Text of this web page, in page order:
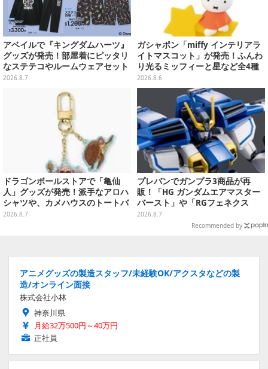
アベイルで『キングダムハーツ』
グッズが発売！部屋着にピッタリ
なステテコやルームウェアセット
2026.8.7
ガシャポン「miffy インテリアラ
イトマスコット」が発売！ふんわ
り光るミッフィーと星など全4種
ラインナップ
2026.8.6
ドラゴンボールストアで「亀仙
人」グッズが発売！派手なアロハ
シャツや、カメハウスのトートバ
ッグなど夏らしいアイテムがズラ
2026.8.7
プレバンでガンプラ3商品が再
販！「HG ガンダムエアマスター
バースト」や「RGフェネクス
（ナラティブVer.）」も
2026.8.7
Recommended by
アニメグッズの製造スタッフ/未経験OK/アクスタなどの製
造/オンライン面接
株式会社小林
神奈川県
月給32万500円～40万円
正社員